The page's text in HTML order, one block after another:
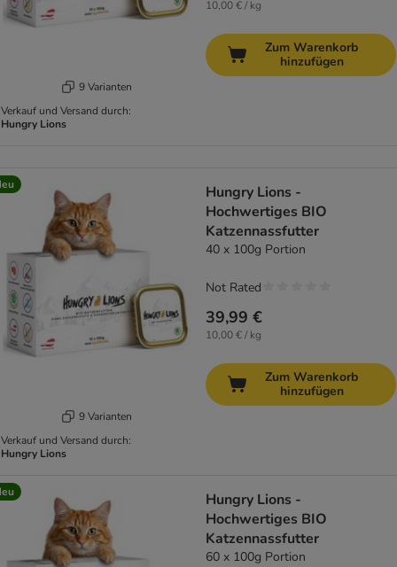
9 Varianten
Verkauf und Versand durch:
Hungry Lions
10,00 € / kg
Zum Warenkorb
hinzufügen
9 Varianten
Verkauf und Versand durch:
Hungry Lions
Hungry Lions -
Hochwertiges BIO
Katzennassfutter
40 x 100g Portion
39,99 €
10,00 € / kg
Not Rated
Zum Warenkorb
hinzufügen
Hungry Lions -
Hochwertiges BIO
Katzennassfutter
60 x 100g Portion